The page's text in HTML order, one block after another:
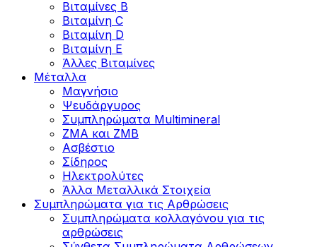
Βιταμίνες Β
Βιταμίνη C
Βιταμίνη D
Βιταμίνη Ε
Άλλες Βιταμίνες
Μέταλλα
Μαγνήσιο
Ψευδάργυρος
Συμπληρώματα Multimineral
ZMA και ZMB
Ασβέστιο
Σίδηρος
Ηλεκτρολύτες
Άλλα Mεταλλικά Στοιχεία
Συμπληρώματα για τις Αρθρώσεις
Συμπληρώματα κολλαγόνου για τις
αρθρώσεις